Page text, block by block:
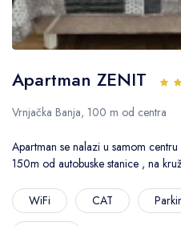
Apartman ZENIT
Vrnjačka Banja, 100 m od centra
Apartman se nalazi u samom
150m od autobuske stanice , na
WiFi CAT